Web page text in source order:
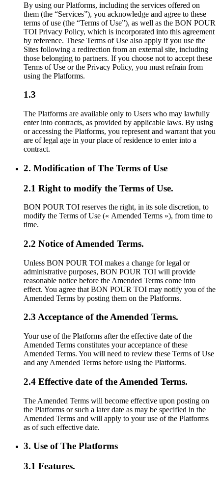
By using our Platforms, including the services offered on
them (the “Services”), you acknowledge and agree to these
terms of use (the “Terms of Use”), as well as the BON POUR
TOI Privacy Policy, which is incorporated into this agreement
by reference. These Terms of Use also apply if you use the
Sites following a redirection from an external site, including
those belonging to partners. If you choose not to accept these
Terms of Use or the Privacy Policy, you must refrain from
using the Platforms.
1.3
The Platforms are available only to Users who may lawfully
enter into contracts, as provided by applicable laws. By using
or accessing the Platforms, you represent and warrant that you
are of legal age in your place of residence to enter into a
contract.
2. Modification of The Terms of Use
2.1 Right to modify the Terms of Use.
BON POUR TOI reserves the right, in its sole discretion, to
modify the Terms of Use (« Amended Terms »), from time to
time.
2.2 Notice of Amended Terms.
Unless BON POUR TOI makes a change for legal or
administrative purposes, BON POUR TOI will provide
reasonable notice before the Amended Terms come into
effect. You agree that BON POUR TOI may notify you of the
Amended Terms by posting them on the Platforms.
2.3 Acceptance of the Amended Terms.
Your use of the Platforms after the effective date of the
Amended Terms constitutes your acceptance of these
Amended Terms. You will need to review these Terms of Use
and any Amended Terms before using the Platforms.
2.4 Effective date of the Amended Terms.
The Amended Terms will become effective upon posting on
the Platforms or such a later date as may be specified in the
Amended Terms and will apply to your use of the Platforms
as of such effective date.
3. Use of The Platforms
3.1 Features.